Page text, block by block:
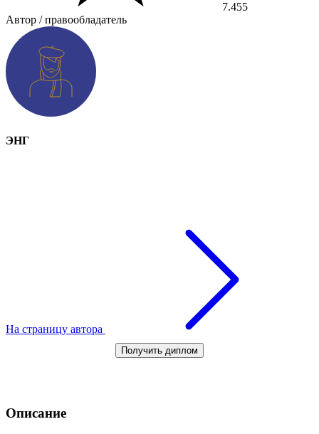
7.455
Автор / правообладатель
ЭНГ
На страницу автора
Получить диплом
Описание